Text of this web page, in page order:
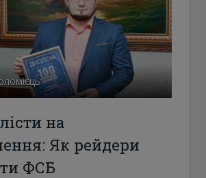
на
Як рейдери
ФСБ